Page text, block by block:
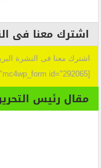
اشترك معنا فى
اشترك معنا فى النشرة
[mc4wp_form id="292065"]
مقال رئيس